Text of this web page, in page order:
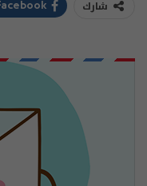
شارك